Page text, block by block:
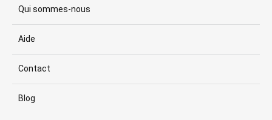
Qui sommes-nous
Aide
Contact
Blog